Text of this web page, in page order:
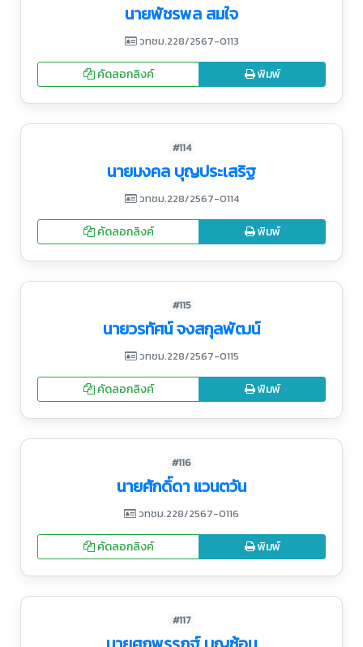
นายพัชรพล สมใจ
วทชม.228/2567-0113
คัดลอกลิงค์ พิมพ์
#114
นายมงคล บุญประเสริฐ
วทชม.228/2567-0114
คัดลอกลิงค์ พิมพ์
#115
นายวรทัศน์ จงสกุลพัฒน์
วทชม.228/2567-0115
คัดลอกลิงค์ พิมพ์
#116
นายศักดิ์ดา แวนตวัน
วทชม.228/2567-0116
คัดลอกลิงค์ พิมพ์
#117